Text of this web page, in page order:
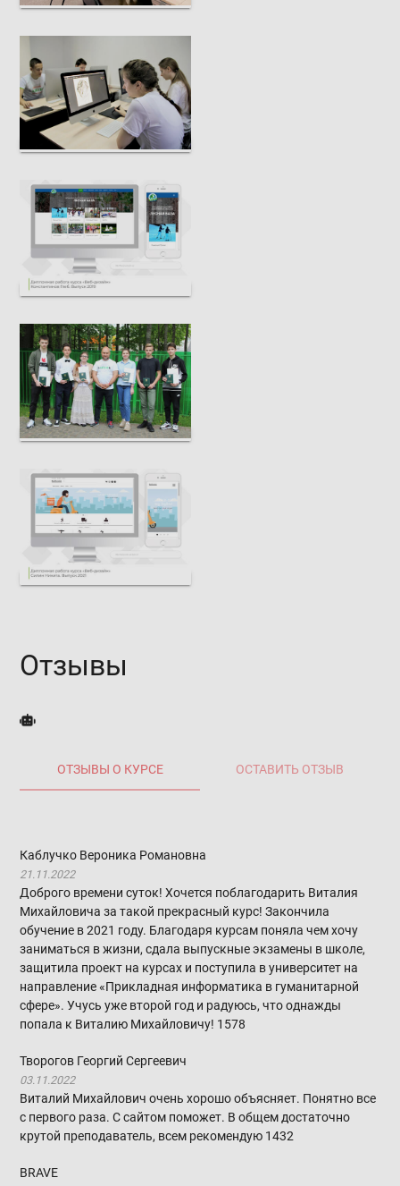
Отзывы
ОТЗЫВЫ О КУРСЕ ОСТАВИТЬ ОТЗЫВ
Каблучко Вероника Романовна
21.11.2022
Доброго времени суток! Хочется поблагодарить Виталия
Михайловича за такой прекрасный курс! Закончила
обучение в 2021 году. Благодаря курсам поняла чем хочу
заниматься в жизни, сдала выпускные экзамены в школе,
защитила проект на курсах и поступила в университет на
направление «Прикладная информатика в гуманитарной
сфере». Учусь уже второй год и радуюсь, что однажды
попала к Виталию Михайловичу! 1578
Творогов Георгий Сергеевич
03.11.2022
Виталий Михайлович очень хорошо объясняет. Понятно все
с первого раза. С сайтом поможет. В общем достаточно
крутой преподаватель, всем рекомендую 1432
BRAVE